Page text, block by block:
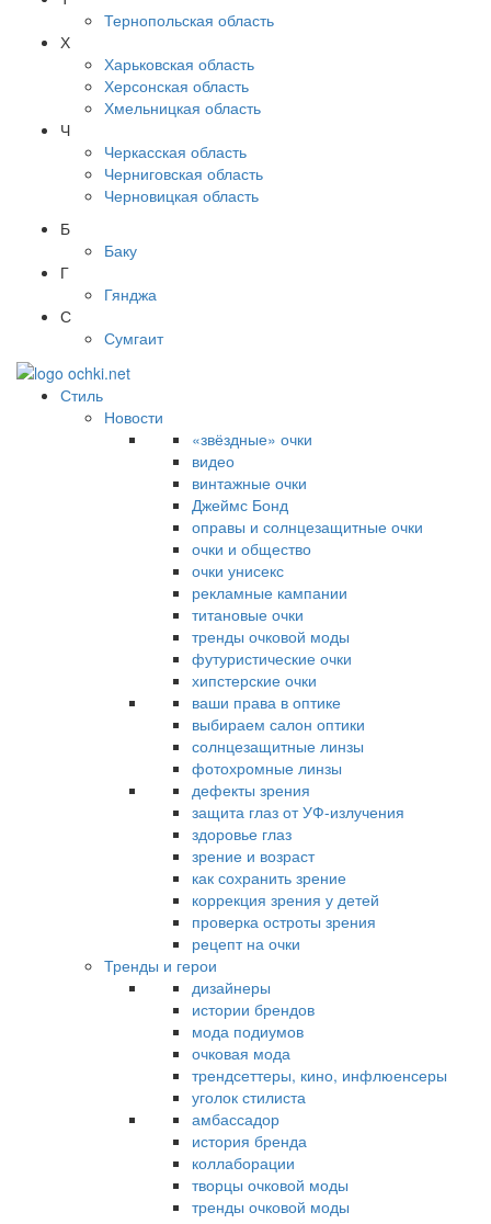
Тернопольская область
Х
Харьковская область
Херсонская область
Хмельницкая область
Ч
Черкасская область
Черниговская область
Черновицкая область
Б
Баку
Г
Гянджа
С
Сумгаит
Стиль
Новости
«звёздные» очки
видео
винтажные очки
Джеймс Бонд
оправы и солнцезащитные очки
очки и общество
очки унисекс
рекламные кампании
титановые очки
тренды очковой моды
футуристические очки
хипстерские очки
ваши права в оптике
выбираем салон оптики
солнцезащитные линзы
фотохромные линзы
дефекты зрения
защита глаз от УФ-излучения
здоровье глаз
зрение и возраст
как сохранить зрение
коррекция зрения у детей
проверка остроты зрения
рецепт на очки
Тренды и герои
дизайнеры
истории брендов
мода подиумов
очковая мода
трендсеттеры, кино, инфлюенсеры
уголок стилиста
амбассадор
история бренда
коллаборации
творцы очковой моды
тренды очковой моды